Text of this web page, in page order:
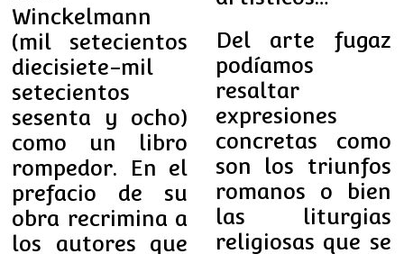
Winckelmann
(mil setecientos
diecisiete-mil
setecientos
sesenta y ocho)
como un libro
rompedor. En el
prefacio de su
obra recrimina a
los autores que
Del arte fugaz
podíamos
resaltar
expresiones
concretas como
son los triunfos
romanos o bien
las liturgias
religiosas que se